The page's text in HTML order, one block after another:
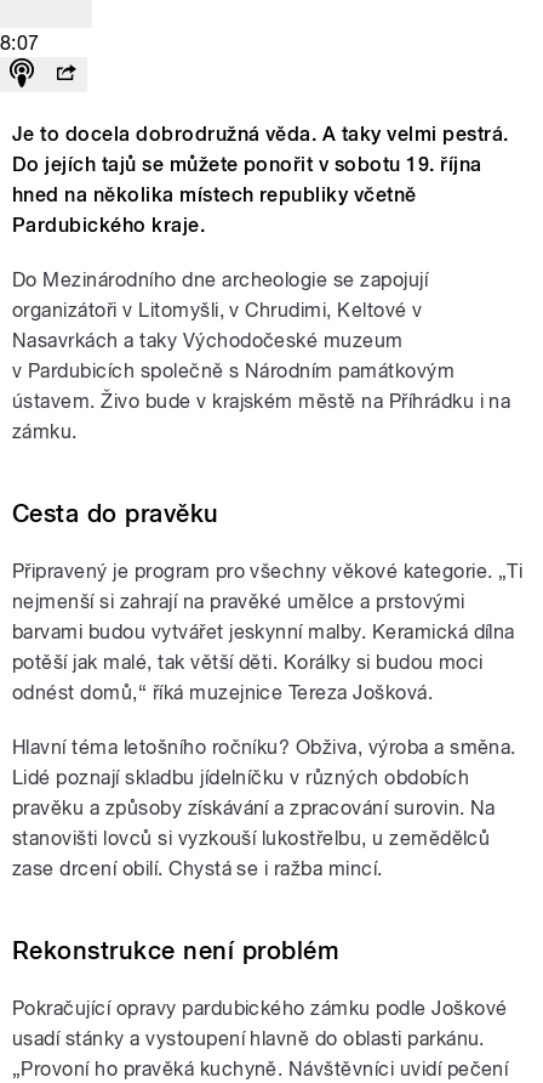
8:07
Je to docela dobrodružná věda. A taky velmi pestrá.
Do jejích tajů se můžete ponořit v sobotu 19. října
hned na několika místech republiky včetně
Pardubického kraje.
Do Mezinárodního dne archeologie se zapojují
organizátoři v Litomyšli, v Chrudimi, Keltové v
Nasavrkách a taky Východočeské muzeum
v Pardubicích společně s Národním památkovým
ústavem. Živo bude v krajském městě na Příhrádku i na
zámku.
Cesta do pravěku
Připravený je program pro všechny věkové kategorie. „Ti
nejmenší si zahrají na pravěké umělce a prstovými
barvami budou vytvářet jeskynní malby. Keramická dílna
potěší jak malé, tak větší děti. Korálky si budou moci
odnést domů,“ říká muzejnice Tereza Jošková.
Hlavní téma letošního ročníku? Obživa, výroba a směna.
Lidé poznají skladbu jídelníčku v různých obdobích
pravěku a způsoby získávání a zpracování surovin. Na
stanovišti lovců si vyzkouší lukostřelbu, u zemědělců
zase drcení obilí. Chystá se i ražba mincí.
Rekonstrukce není problém
Pokračující opravy pardubického zámku podle Joškové
usadí stánky a vystoupení hlavně do oblasti parkánu.
„Provoní ho pravěká kuchyně. Návštěvníci uvidí pečení